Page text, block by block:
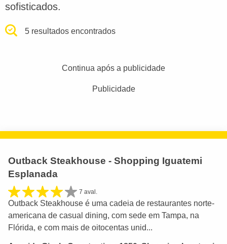
sofisticados.
5 resultados encontrados
Continua após a publicidade
Publicidade
Outback Steakhouse - Shopping Iguatemi
Esplanada
7 aval.
Outback Steakhouse é uma cadeia de restaurantes norte-
americana de casual dining, com sede em Tampa, na
Flórida, e com mais de oitocentas unid...